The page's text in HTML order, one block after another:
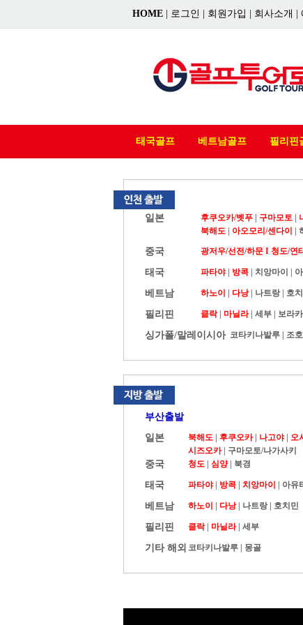
HOME 로그인 회원가입 회사소개
태국골프 베트남골프 필리핀
일본 후쿠오카/벳푸 구마모토
북해도
아오모리/센다이
중국 광저우/선전/하문 I 청도/연
태국 파타야| 방콕 치앙마이
베트남 하노이 다낭| 나트랑| 호
필리핀 클락| 마닐라| 세부 보라카
싱가폴/말레이시아 코타키나발루 조
부산출발
일본
북해도 후쿠오카| 나고야| 오
시즈오카| 구마모토/나가사키
중국 청도 심양| 북경
태국 파타야| 방콕 치앙마이 아유
베트남 하노이 다낭| 나트랑| 호치민
필리핀 클락| 마닐라| 세부
기타 해외 코타키나발루 몽골